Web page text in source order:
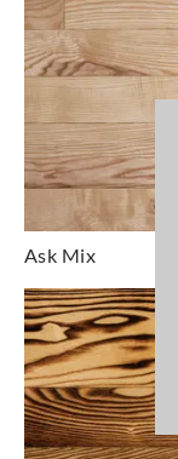
Ask Mix